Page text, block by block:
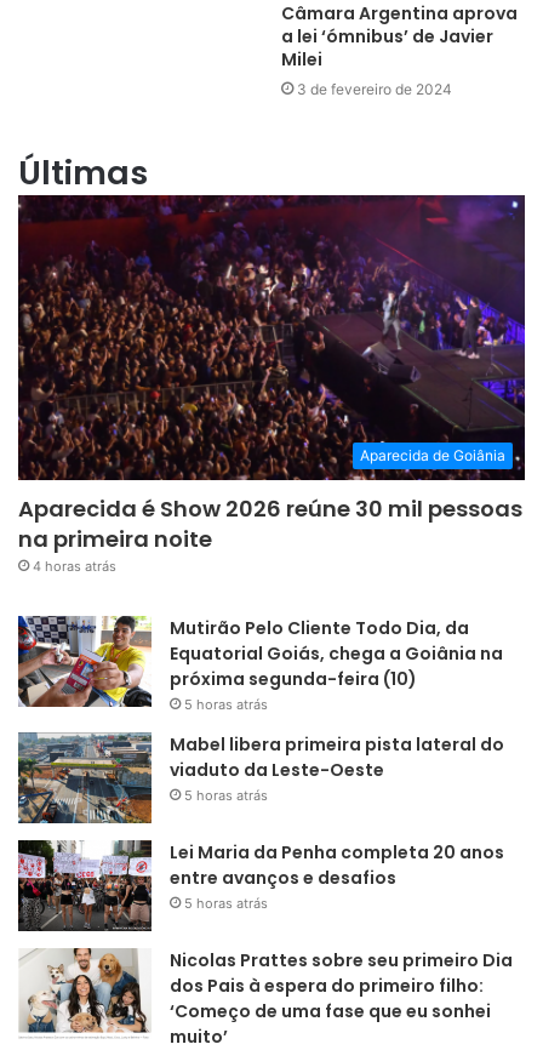
Câmara Argentina aprova
a lei ‘ómnibus’ de Javier
Milei
3 de fevereiro de 2024
Últimas
Aparecida de Goiânia
Aparecida é Show 2026 reúne 30 mil pessoas
na primeira noite
4 horas atrás
Mutirão Pelo Cliente Todo Dia, da
Equatorial Goiás, chega a Goiânia na
próxima segunda-feira (10)
5 horas atrás
Mabel libera primeira pista lateral do
viaduto da Leste-Oeste
5 horas atrás
Lei Maria da Penha completa 20 anos
entre avanços e desafios
5 horas atrás
Nicolas Prattes sobre seu primeiro Dia
dos Pais à espera do primeiro filho:
‘Começo de uma fase que eu sonhei
muito’